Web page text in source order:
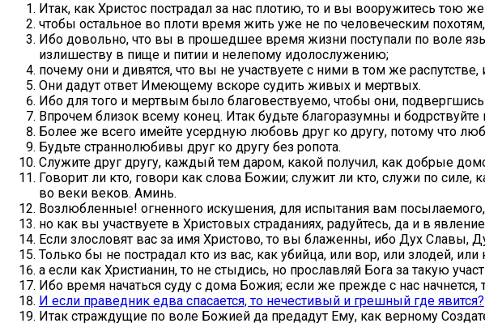
Итак, как Христос пострадал за нас плотию, то и вы вооружитесь тою
чтобы остальное во плоти время жить уже не по человеческим
Ибо довольно, что вы в прошедшее время жизни поступали по воле
излишеству в пище и питии и нелепому идолослужению;
почему они и дивятся, что вы не участвуете с ними в том же распутстве,
Они дадут ответ Имеющему вскоре судить живых и мертвых.
Ибо для того и мертвым было благовествуемо, чтобы они,
Впрочем близок всему конец. Итак будьте благоразумны и бодрствуйте
Более же всего имейте усердную любовь друг ко другу, потому что
Будьте страннолюбивы друг ко другу без ропота.
Служите друг другу, каждый тем даром, какой получил, как добрые
Говорит ли кто, говори как слова Божии; служит ли кто, служи по
во веки веков. Аминь.
Возлюбленные! огненного искушения, для испытания вам
но как вы участвуете в Христовых страданиях, радуйтесь, да и в
Если злословят вас за имя Христово, то вы блаженны, ибо Дух Славы,
Только бы не пострадал кто из вас, как убийца, или вор, или злодей,
а если как Христианин, то не стыдись, но прославляй Бога за такую
Ибо время начаться суду с дома Божия; если же прежде с нас
И если праведник едва спасается, то нечестивый и грешный где явится?
Итак страждущие по воле Божией да предадут Ему, как верному